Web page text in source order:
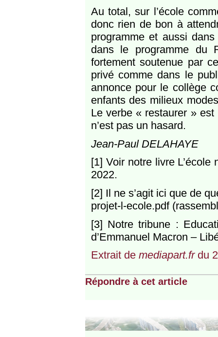
Au total, sur l’école
donc rien de bon à
programme et aussi
dans le programme du
fortement soutenue par
privé comme dans le
annonce pour le collège
enfants des milieux
Le verbe « restaurer »
n’est pas un hasard.
Jean-Paul DELAHAYE
[1] Voir notre livre L’école
2022.
[2] Il ne s’agit ici que de
projet-l-ecole.pdf
[3] Notre tribune :
d’Emmanuel Macron –
Extrait de mediapart.frdu
Répondre à cet article